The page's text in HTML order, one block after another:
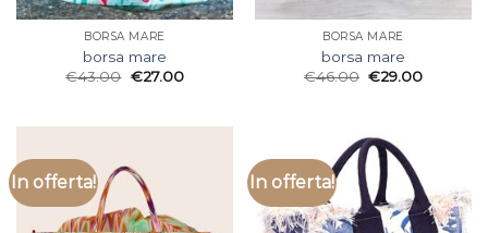
BORSA MARE
borsa mare
€43.00 €27.00
BORSA MARE
borsa mare
€46.00 €29.00
In offerta! In offerta!